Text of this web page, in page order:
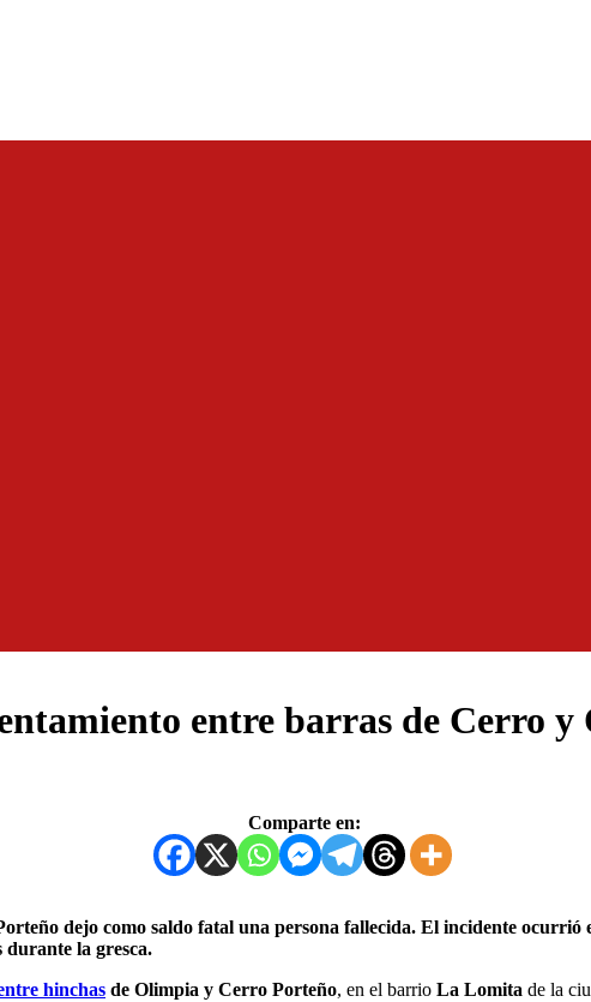
entre barras de Cerro
Comparte en:
durante la gresca.
hinchas de Olimpia y Cerro Porteño, en el barrio La Lomita de la